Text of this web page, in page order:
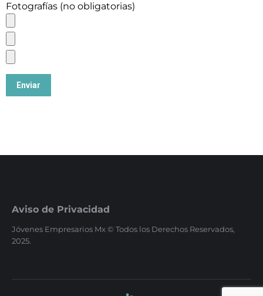
Fotografías (no obligatorias)
Aviso de Privacidad
Jóvenes Empresarios Mx © Todos los Derechos Reservados,
2025.